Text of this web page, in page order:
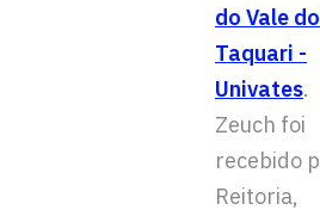
do Vale do
Taquari -
Univates.
Zeuch foi
recebido
Reitoria,